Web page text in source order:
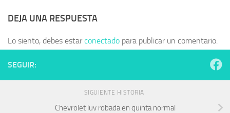
DEJA UNA RESPUESTA
Lo siento, debes estarconectado para publicar un comentario.
SEGUIR:
SIGUIENTE HISTORIA
Chevrolet luv robada en quinta normal